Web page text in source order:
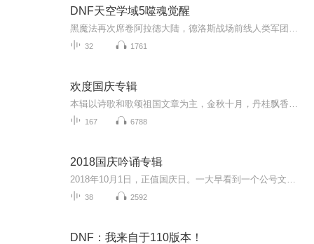
DNF天空学域5噬魂觉醒
32 1761
欢度国庆专辑
167 6788
2018国庆吟诵专辑
38 2592
DNF：我来自于110版本！